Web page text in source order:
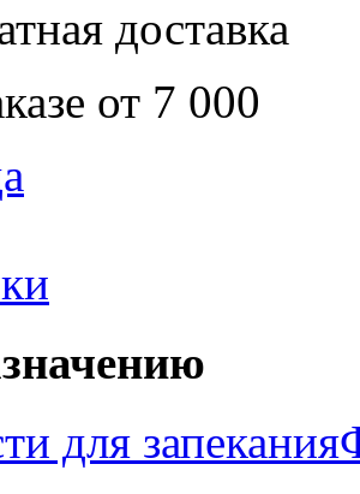
доставка
от 7 000
для запекания